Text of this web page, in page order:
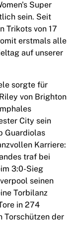
Super
sein. Seit
Trikots von 17
erstmals alle
auf unserer
sorgte für
von Brighton
City sein
Guardiolas
Karriere:
traf bei
3:0-Sieg
seinen
Torbilanz
in 274
Torschützen der